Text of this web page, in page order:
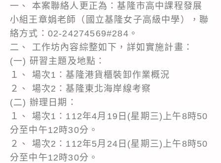
一、 本案聯絡人更正為：基隆市高中課程發展
小組王章娟老師（國立基隆女子高級中學），聯
絡方式：02-24274569#284。
二、 工作坊內容綜整如下，詳如實施計畫：
(一) 研習主題及地點：
１、 場次1：基隆港貨櫃裝卸作業概況
２、 場次2：基隆東北海岸線考察
(二) 辦理日期：
１、 場次1：112年4月19日(星期三)上午8時50
分至中午12時30分。
２、 場次2：112年5月24日(星期三)上午8時50
分至中午12時30分。